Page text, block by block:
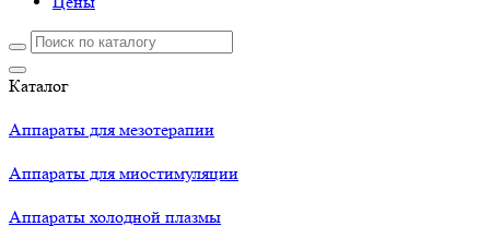
Каталог
Аппараты для мезотерапии
Аппараты для миостимуляции
Аппараты холодной плазмы